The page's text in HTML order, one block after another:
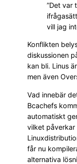
”Det var
vill jag
Konflikten
diskussionen
kan bli. Linus
men även
Vad innebär
Bcachefs
automatiskt
vilket påverkar
får nu
alternativa